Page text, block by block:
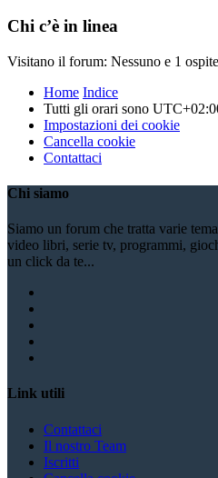
Chi c’è in linea
Visitano il forum: Nessuno e 1 ospite
Home Indice
Tutti gli orari sono
Impostazioni dei cookie
Cancella cookie
Contattaci
Chi siamo
Siamo un forum che tratta varie
video libri, serie tv, programmi,
un click da te...
Link utili
Contattaci
Il nostro Team
Iscritti